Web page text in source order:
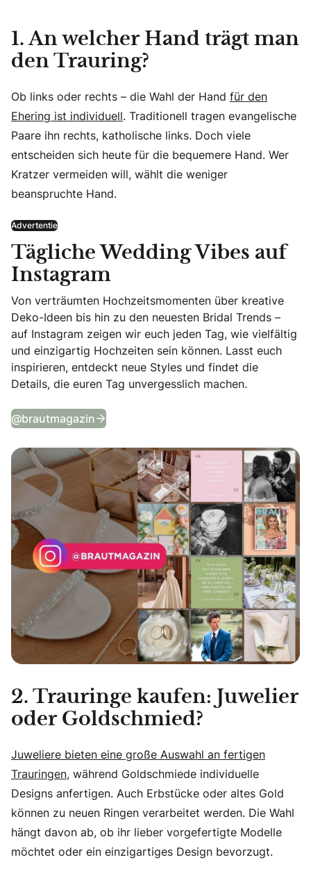
1. An welcher Hand trägt man
den Trauring?
Ob links oder rechts – die Wahl der Hand für den
Ehering ist individuell. Traditionell tragen evangelische
Paare ihn rechts, katholische links. Doch viele
entscheiden sich heute für die bequemere Hand. Wer
Kratzer vermeiden will, wählt die weniger
beanspruchte Hand.
Advertentie
Tägliche Wedding Vibes auf
Instagram
Von verträumten Hochzeitsmomenten über kreative
Deko-Ideen bis hin zu den neuesten Bridal Trends –
auf Instagram zeigen wir euch jeden Tag, wie vielfältig
und einzigartig Hochzeiten sein können. Lasst euch
inspirieren, entdeckt neue Styles und findet die
Details, die euren Tag unvergesslich machen.
@brautmagazin Tägliche Wedding Vibes auf Instagram
2. Trauringe kaufen: Juwelier
oder Goldschmied?
Juweliere bieten eine große Auswahl an fertigen
Trauringen, während Goldschmiede individuelle
Designs anfertigen. Auch Erbstücke oder altes Gold
können zu neuen Ringen verarbeitet werden. Die Wahl
hängt davon ab, ob ihr lieber vorgefertigte Modelle
möchtet oder ein einzigartiges Design bevorzugt.